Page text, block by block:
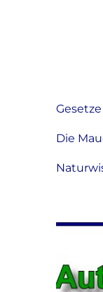
Gesetze
Die